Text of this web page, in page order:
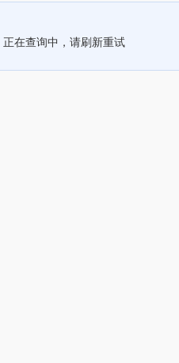
正在查询中，请刷新重试